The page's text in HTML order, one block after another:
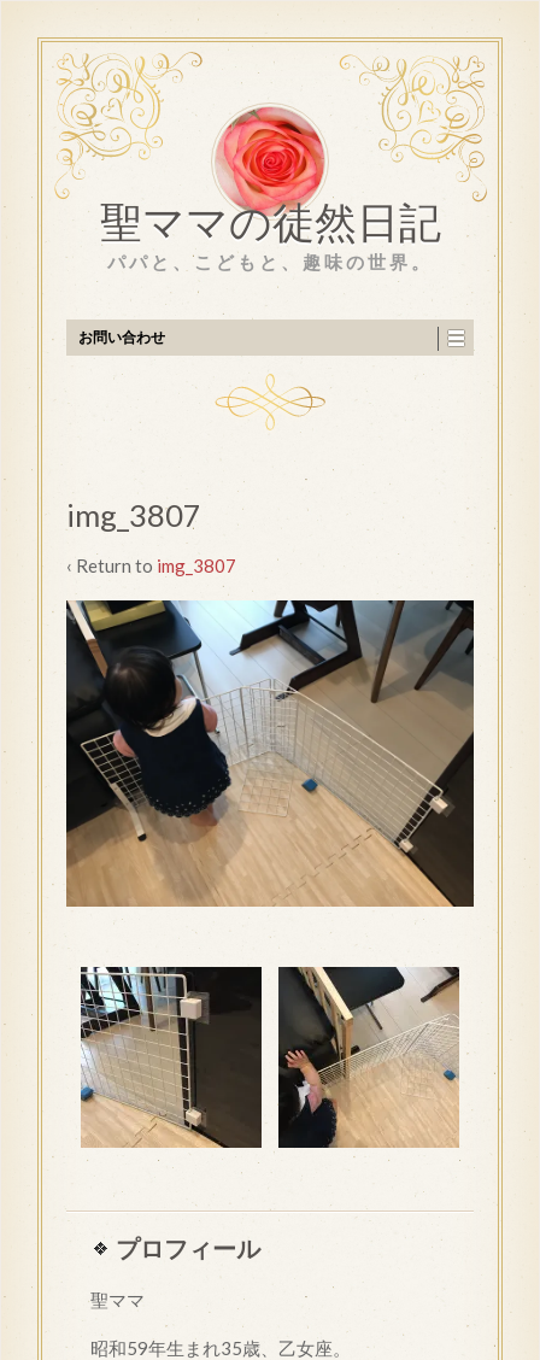
聖ママの徒然日記
パパと、こどもと、趣味の世界。
お問い合わせ
img_3807
‹ Return to img_3807
プロフィール
聖ママ
昭和59年生まれ35歳、乙女座。